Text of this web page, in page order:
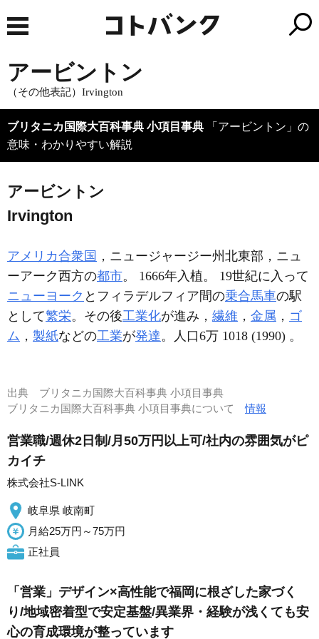
アービントン
（その他表記）Irvington
ブリタニカ国際大百科事典 小項目事典 「アービントン」の
意味・わかりやすい解説
アービントン
Irvington
アメリカ合衆国 ，ニュージャージー州北東部，ニュ
ーアーク西方の都市。 1666年入植。 19世紀に入って
ニューヨーク とフィラデルフィア間の乗合馬車の駅
として繁栄。その後工業化が進み， 繊維 ， 金属 ， ゴ
ム ， 製紙などの工業が発達。人口6万 1018 (1990) 。
出典 ブリタニカ国際大百科事典 小項目事典
ブリタニカ国際大百科事典 小項目事典について情報
営業職/週休2日制/月50万円以上可/社内の雰囲気がピ
カイチ
株式会社S-LINK
岐阜県 岐南町
月給25万円～75万円
正社員
「営業」デザイン×高性能で福岡に根ざした家づく
り/地域密着型で安定基盤/異業界・経験が浅くても安
心の育成環境が整っています